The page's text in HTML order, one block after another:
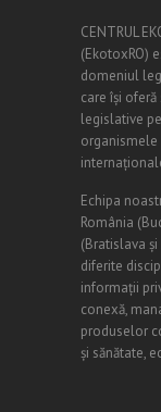
CENTRUL
(EkotoxRO)
domeniul
care își
legislative
Echipa
România (
(Bratislava
diferite
informații
conexă,
produselor
și sănătate,